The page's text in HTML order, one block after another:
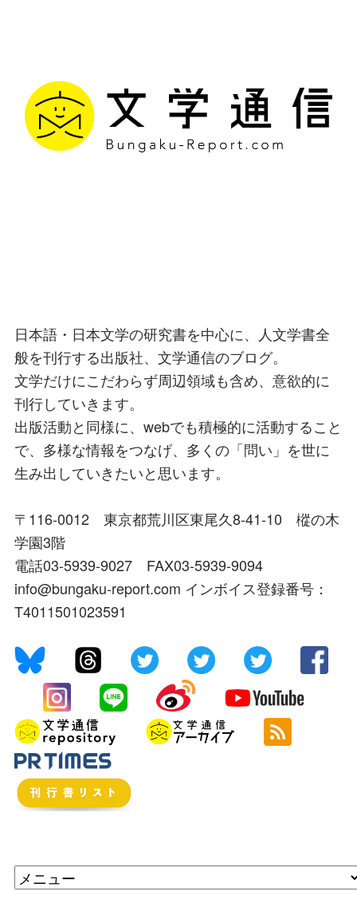
日本語・日本文学の研究書を中心に、人文学書全
般を刊行する出版社、文学通信のブログ。
文学だけにこだわらず周辺領域も含め、意欲的に
刊行していきます。
出版活動と同様に、webでも積極的に活動すること
で、多様な情報をつなげ、多くの「問い」を世に
生み出していきたいと思います。
〒116-0012 東京都荒川区東尾久8-41-10 樅の木
学園3階
電話03-5939-9027 FAX03-5939-9094
info@bungaku-report.com インボイス登録番号：
T4011501023591